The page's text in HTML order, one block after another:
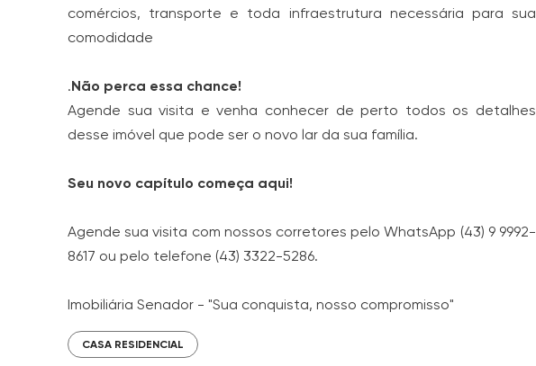
comércios, transporte e toda infraestrutura necessária para sua
comodidade
.Não perca essa chance!
Agende sua visita e venha conhecer de perto todos os detalhes
desse imóvel que pode ser o novo lar da sua família.
Seu novo capítulo começa aqui!
Agende sua visita com nossos corretores pelo WhatsApp (43) 9 9992-
8617 ou pelo telefone (43) 3322-5286.
Imobiliária Senador - "Sua conquista, nosso compromisso"
CASA RESIDENCIAL